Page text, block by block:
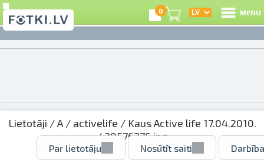
0 MENU
Lietotāji /A/ activelife / Kaus Active life 17.04.2010.
/ 30576276.jpg
Par lietotāju Nosūtīt saiti